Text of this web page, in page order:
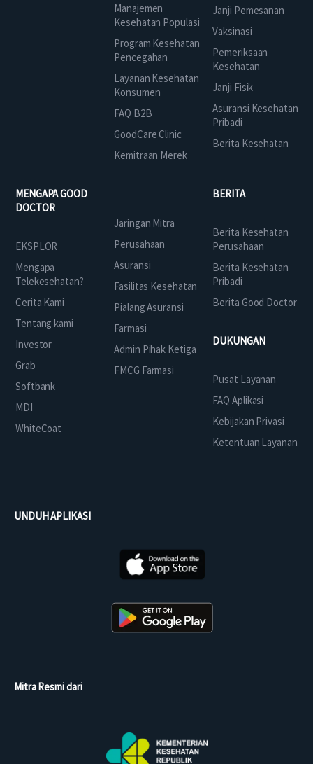
Manajemen
Kesehatan Populasi
Program Kesehatan
Pencegahan
Layanan Kesehatan
Konsumen
FAQ B2B
GoodCare Clinic
Kemitraan Merek
Janji Pemesanan
Vaksinasi
Pemeriksaan
Kesehatan
Janji Fisik
Asuransi Kesehatan
Pribadi
Berita Kesehatan
MENGAPA GOOD
DOCTOR
EKSPLOR
Mengapa
Telekesehatan?
Cerita Kami
Tentang kami
Investor
Grab
Softbank
MDI
WhiteCoat
Jaringan Mitra
Perusahaan
Asuransi
Fasilitas Kesehatan
Pialang Asuransi
Farmasi
Admin Pihak Ketiga
FMCG Farmasi
BERITA
Berita Kesehatan
Perusahaan
Berita Kesehatan
Pribadi
Berita Good Doctor
DUKUNGAN
Pusat Layanan
FAQ Aplikasi
Kebijakan Privasi
Ketentuan Layanan
UNDUH APLIKASI
Mitra Resmi dari